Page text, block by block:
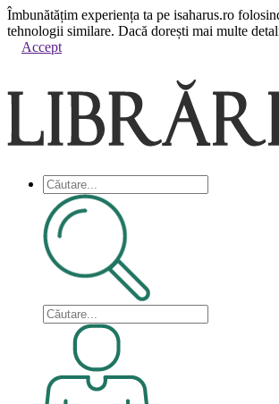
Îmbunătățim experiența ta pe isaharus.ro
tehnologii similare. Dacă dorești mai multe
Accept